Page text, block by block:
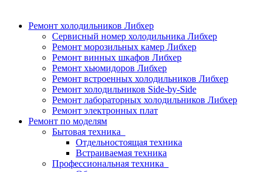
Ремонт холодильников Либхер
Сервисный номер холодильника Либхер
Ремонт морозильных камер Либхер
Ремонт винных шкафов Либхер
Ремонт хьюмидоров Либхер
Ремонт встроенных холодильников Либхер
Ремонт холодильников Side-by-Side
Ремонт лабораторных холодильников Либхер
Ремонт электронных плат
Ремонт по моделям
Бытовая техника
Отдельностоящая техника
Встраиваемая техника
Профессиональная техника